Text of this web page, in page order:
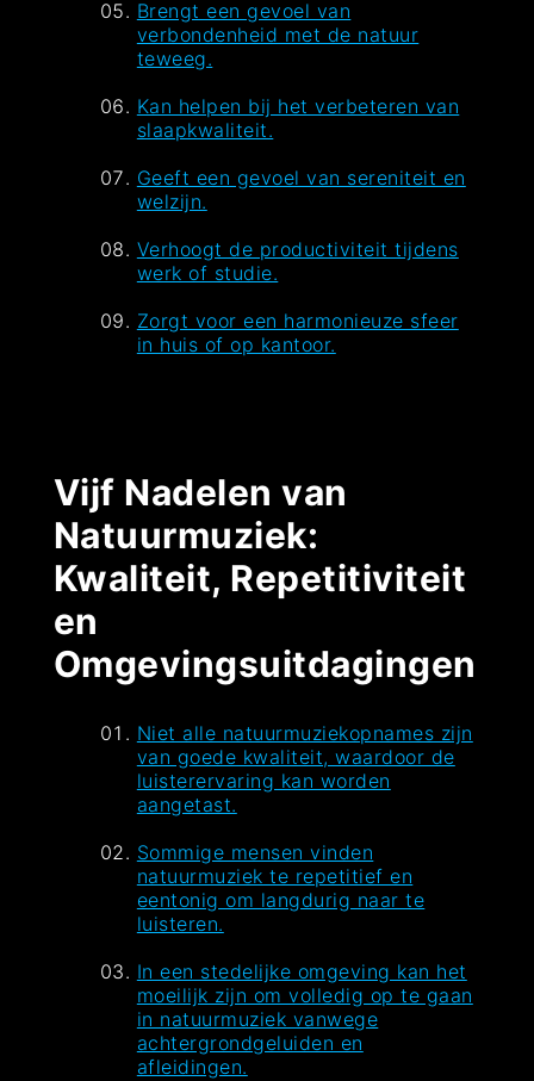
Brengt een gevoel van
verbondenheid met de natuur
teweeg.
Kan helpen bij het verbeteren van
slaapkwaliteit.
Geeft een gevoel van sereniteit en
welzijn.
Verhoogt de productiviteit tijdens
werk of studie.
Zorgt voor een harmonieuze sfeer
in huis of op kantoor.
Vijf Nadelen van
Natuurmuziek:
Kwaliteit, Repetitiviteit
en
Omgevingsuitdagingen
Niet alle natuurmuziekopnames zijn
van goede kwaliteit, waardoor de
luisterervaring kan worden
aangetast.
Sommige mensen vinden
natuurmuziek te repetitief en
eentonig om langdurig naar te
luisteren.
In een stedelijke omgeving kan het
moeilijk zijn om volledig op te gaan
in natuurmuziek vanwege
achtergrondgeluiden en
afleidingen.